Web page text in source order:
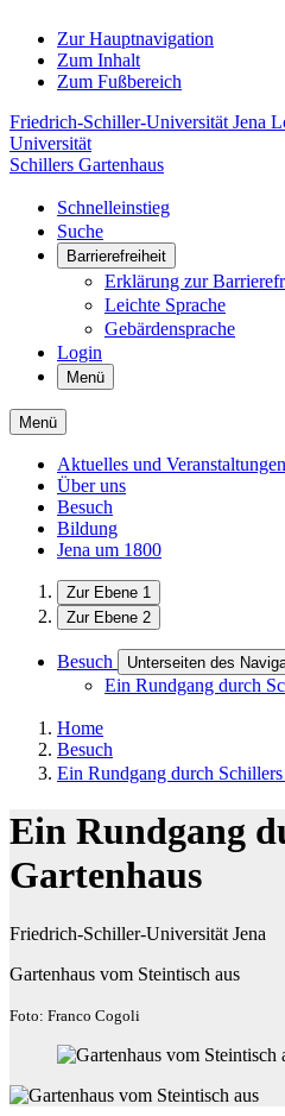
Zur Hauptnavigation
Zum Inhalt
Zum Fußbereich
Friedrich-Schiller-Universität Jena
Universität
Schillers Gartenhaus
Schnelleinstieg
Suche
Barrierefreiheit
Erklärung zur
Leichte Sprache
Gebärdensprache
Login
Menü
Menü
Aktuelles und Veranstaltungen
Über uns
Besuch
Bildung
Jena um 1800
Zur Ebene 1
Zur Ebene 2
Besuch Unterseiten des
Ein Rundgang durch
Home
Besuch
Ein Rundgang durch Schillers
Ein Rundgang
Gartenhaus
Friedrich-Schiller-Universität Jena
Gartenhaus vom Steintisch aus
Foto: Franco Cogoli